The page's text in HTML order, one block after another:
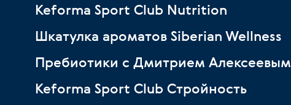
Keforma Sport Club Nutrition
Шкатулка ароматов Siberian Wellness
Пребиотики с Дмитрием Алексеевым
Keforma Sport Club Стройность